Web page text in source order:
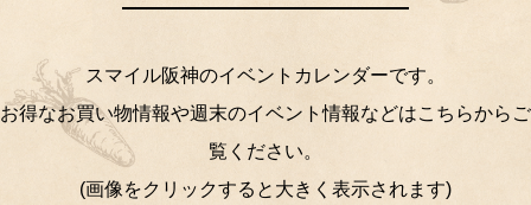
スマイル阪神のイベントカレンダーです。
お得なお買い物情報や週末のイベント情報などはこちらからご
覧ください。
(画像をクリックすると大きく表示されます)